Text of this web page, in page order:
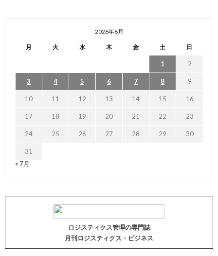
2026年8月
月 火 水 木 金 土 日
1 2
3 4 5 6 7 8 9
10 11 12 13 14 15 16
17 18 19 20 21 22 23
24 25 26 27 28 29 30
31
« 7月
ロジスティクス管理の専門誌
月刊ロジスティクス・ビジネス